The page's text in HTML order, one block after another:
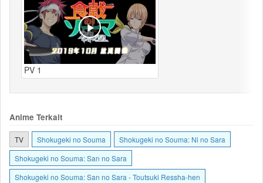
PV 1
Anime Terkait
TV Shokugeki no Souma
Shokugeki no Souma: Ni no Sara
Shokugeki no Souma: San no Sara
Shokugeki no Souma: San no Sara - Toutsuki Ressha-hen